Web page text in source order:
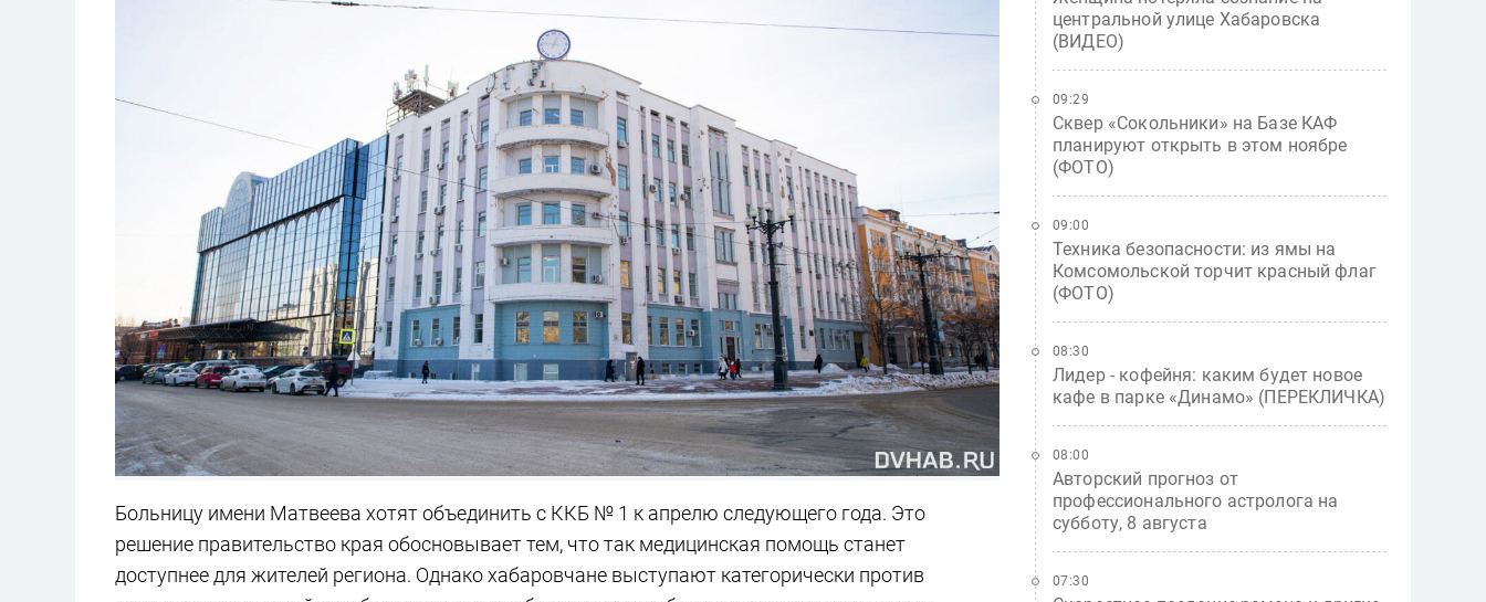
Больницу имени Матвеева хотят объединить с ККБ № 1 к апрелю следующего года. Это
решение правительство края обосновывает тем, что так медицинская помощь станет
доступнее для жителей региона. Однако хабаровчане выступают категорически против
центральной улице Хабаровска
(ВИДЕО)
Сквер «Сокольники» на Базе КАФ
планируют открыть в этом ноябре
(ФОТО)
09:29
Техника безопасности: из ямы на
Комсомольской торчит красный флаг
(ФОТО)
09:00
Лидер - кофейня: каким будет новое
кафе в парке «Динамо» (ПЕРЕКЛИЧКА)
08:30
Авторский прогноз от
профессионального астролога на
субботу, 8 августа
08:00
07:30